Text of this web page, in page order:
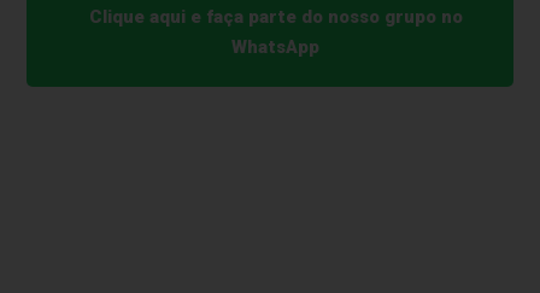
Clique aqui e faça parte do nosso grupo no
WhatsApp